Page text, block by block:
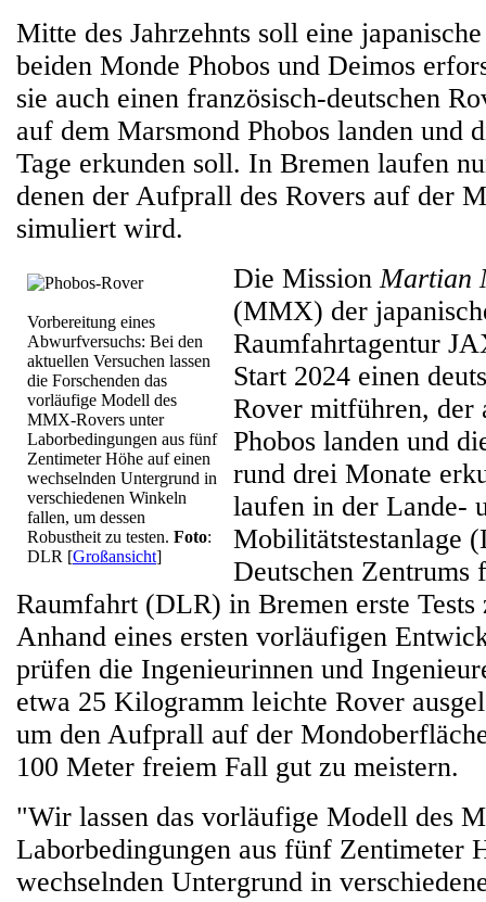
Mitte des Jahrzehnts soll eine
beiden Monde Phobos und Deimos
sie auch einen französisch-deutschen
auf dem Marsmond Phobos landen und
Tage erkunden soll. In Bremen laufen
denen der Aufprall des Rovers auf der
simuliert wird.
Vorbereitung eines
Abwurfversuchs: Bei den
aktuellen Versuchen lassen
die Forschenden das
vorläufige Modell des
MMX-Rovers unter
Laborbedingungen aus fünf
Zentimeter Höhe auf einen
wechselnden Untergrund in
verschiedenen Winkeln
fallen, um dessen
Robustheit zu testen. Foto:
DLR [Großansicht]
Die MissionMartian
(MMX) der
Raumfahrtagentur
Start 2024 einen
Rover mitführen, der
Phobos landen und
rund drei Monate
laufen in der Lande-
Mobilitätstestanlage
Deutschen
Raumfahrt (DLR) in Bremen erste Tests
Anhand eines ersten vorläufigen
prüfen die Ingenieurinnen und
etwa 25 Kilogramm leichte Rover
um den Aufprall auf der
100 Meter freiem Fall gut zu meistern.
"Wir lassen das vorläufige Modell des
Laborbedingungen aus fünf Zentimeter
wechselnden Untergrund in